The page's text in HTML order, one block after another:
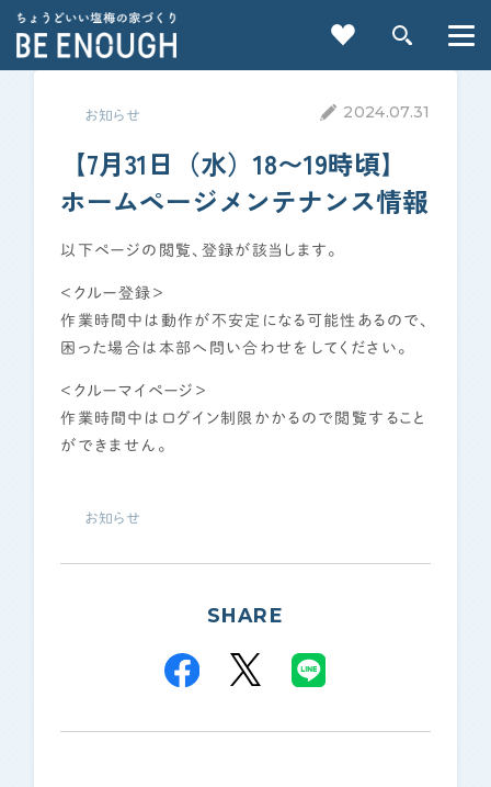
CATEGORY
家の性能
工務店・HM選び
換気システム
お知らせ 2024.07.31
【7月31日（水）18〜19時頃】
ホームページメンテナンス情報
以下ページの閲覧、登録が該当します。
＜クルー登録＞
作業時間中は動作が不安定になる可能性あるので、
困った場合は本部へ問い合わせをしてください。
＜クルーマイページ＞
作業時間中はログイン制限かかるので閲覧すること
ができません。
お知らせ
SHARE